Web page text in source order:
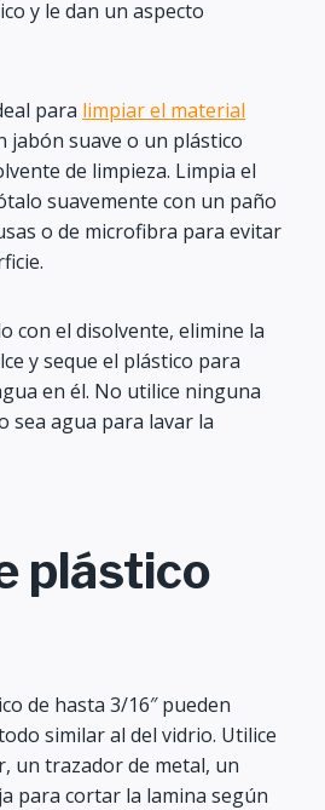
y le dan un aspecto
para limpiar el material
jabón suave o un plástico
de limpieza. Limpia el
suavemente con un paño
o de microfibra para evitar
con el disolvente, elimine la
y seque el plástico para
en él. No utilice ninguna
sea agua para lavar la
plástico
de hasta 3/16″ pueden
similar al del vidrio. Utilice
un trazador de metal, un
para cortar la lamina según